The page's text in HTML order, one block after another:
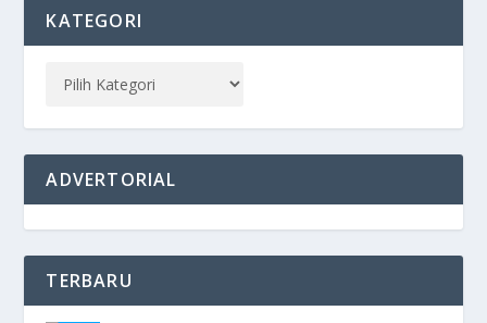
KATEGORI
ADVERTORIAL
TERBARU